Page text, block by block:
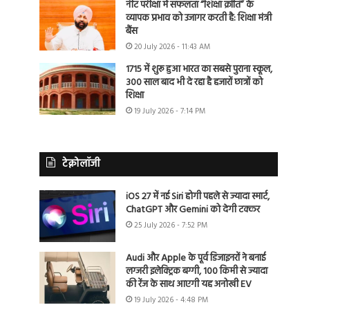
नीट परीक्षा में सफलता “शिक्षा क्रांति” के
व्यापक प्रभाव को उजागर करती है: शिक्षा मंत्री
बैंस
20 July 2026 - 11:43 AM
1715 में शुरू हुआ भारत का सबसे पुराना स्कूल,
300 साल बाद भी दे रहा है हजारों छात्रों को
शिक्षा
19 July 2026 - 7:14 PM
टेक्नोलॉजी
iOS 27 में नई Siri होगी पहले से ज्यादा स्मार्ट,
ChatGPT और Gemini को देगी टक्कर
25 July 2026 - 7:52 PM
Audi और Apple के पूर्व डिजाइनरों ने बनाई
लग्जरी इलेक्ट्रिक बग्गी, 100 किमी से ज्यादा
की रेंज के साथ आएगी यह अनोखी EV
19 July 2026 - 4:48 PM